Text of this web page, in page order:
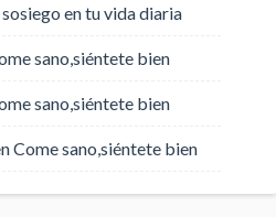
sosiego en tu vida diaria
sano,siéntete bien
sano,siéntete bien
Come sano,siéntete bien